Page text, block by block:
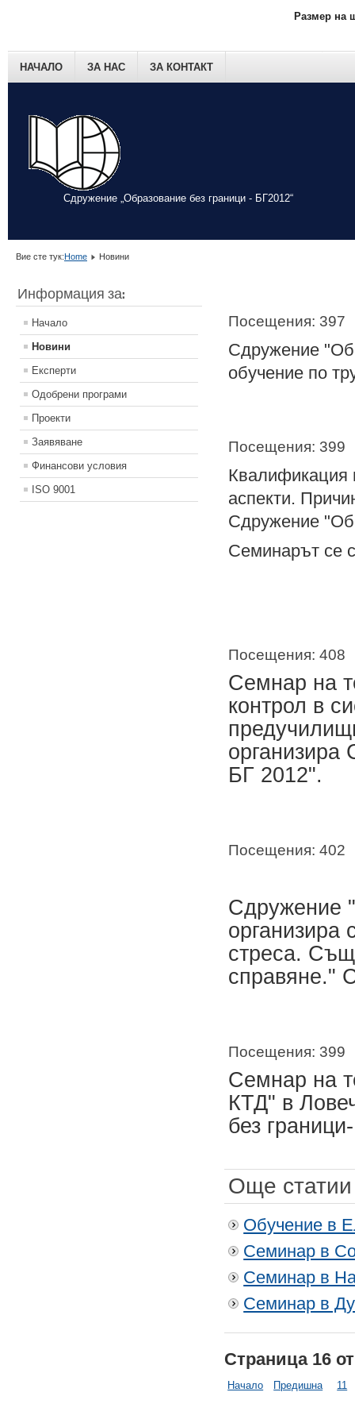
Сдружение „Образование без граници - БГ2012“
НАЧАЛО ЗА НАС ЗА КОНТАКТ
Размер на
Вие сте тук: Home Новини
Информация за:
Начало
Новини
Експерти
Одобрени програми
Проекти
Заявяване
Финансови условия
ISO 9001
Посещения: 397
Сдружение
обучение по
Посещения: 399
Квалификация
аспекти.
Сдружение
Семинарът се
Посещения: 408
Семнар на
контрол в
организира
БГ 2012".
Посещения: 402
Сдружение
организира
стреса.
справяне."
Посещения: 399
Семнар на
КТД" в
без
Още
Обучение в
Семинар в
Семинар в
Семинар в
Страница 16
Начало Предишна 11